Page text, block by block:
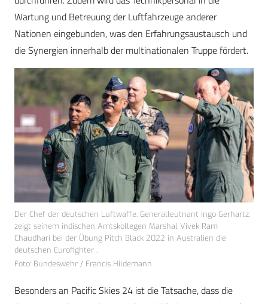
Wartung und Betreuung der Luftfahrzeuge anderer
Nationen eingebunden, was den Erfahrungsaustausch und
die Synergien innerhalb der multinationalen Truppe fördert​.
Der Chef der deutschen Luftwaffe, Generalleutnant Ingo Gerhartz,
zeigt seinem indischen Amtskollegen Marshal Vivek Ram
Chaudhari bei der Übung Pitch Black 2022 in Australien die
deutschen Eurofighter .
Foto: Bundeswehr / Francis Hildemann
Besonders an Pacific Skies 24 ist die Tatsache, dass die